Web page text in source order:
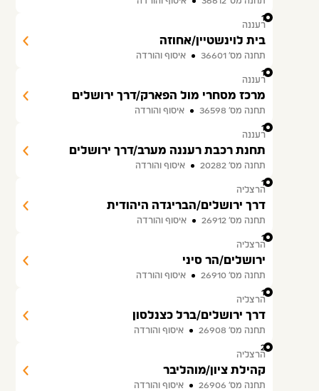
14
רעננה
בית לוינשטיין/אחוזה
תחנה מס׳ 36601 איסוף והורדה
15
רעננה
מרכז מסחרי מול הפארק/דרך ירושלים
תחנה מס׳ 36598 איסוף והורדה
16
רעננה
תחנת רכבת רעננה מערב/דרך ירושלים
תחנה מס׳ 20282 איסוף והורדה
17
הרצליה
דרך ירושלים/הבריגדה היהודית
תחנה מס׳ 26912 איסוף והורדה
18
הרצליה
ירושלים/הר סיני
תחנה מס׳ 26910 איסוף והורדה
19
הרצליה
דרך ירושלים/ברל כצנלסון
תחנה מס׳ 26908 איסוף והורדה
20
הרצליה
קהילת ציון/מוהליבר
תחנה מס׳ 26906 איסוף והורדה